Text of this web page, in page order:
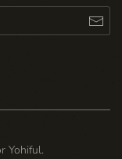
Yohiful.